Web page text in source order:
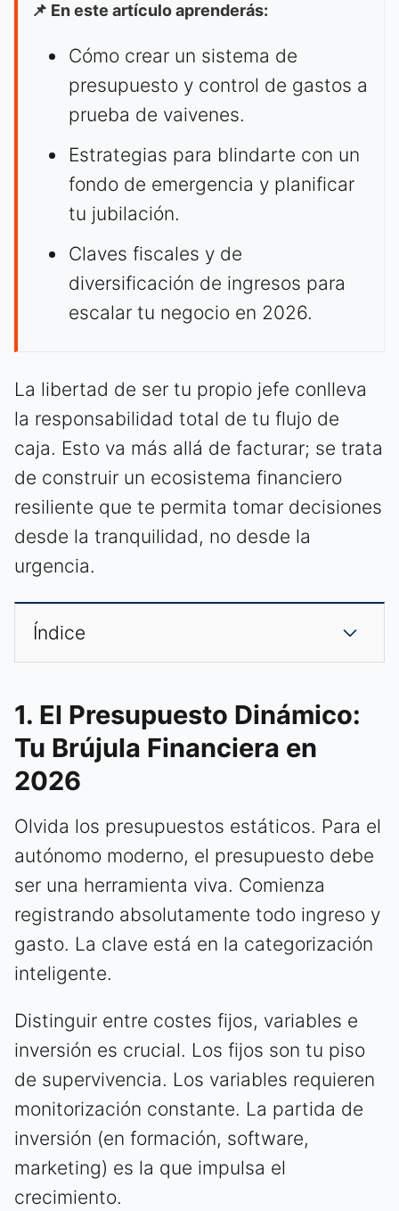
📌 En este artículo aprenderás:
Cómo crear un sistema de
presupuesto y control de gastos a
prueba de vaivenes.
Estrategias para blindarte con un
fondo de emergencia y planificar
tu jubilación.
Claves fiscales y de
diversificación de ingresos para
escalar tu negocio en 2026.
La libertad de ser tu propio jefe conlleva
la responsabilidad total de tu flujo de
caja. Esto va más allá de facturar; se trata
de construir un ecosistema financiero
resiliente que te permita tomar decisiones
desde la tranquilidad, no desde la
urgencia.
Índice
1. El Presupuesto Dinámico:
Tu Brújula Financiera en
2026
Olvida los presupuestos estáticos. Para el
autónomo moderno, el presupuesto debe
ser una herramienta viva. Comienza
registrando absolutamente todo ingreso y
gasto. La clave está en la categorización
inteligente.
Distinguir entre costes fijos, variables e
inversión es crucial. Los fijos son tu piso
de supervivencia. Los variables requieren
monitorización constante. La partida de
inversión (en formación, software,
marketing) es la que impulsa el
crecimiento.